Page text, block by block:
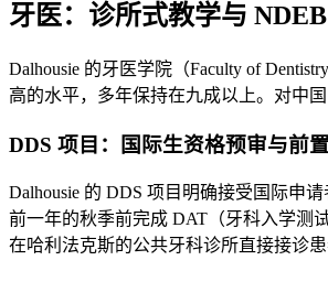
牙医：诊所式教学与
Dalhousie 的牙医学院（Faculty of
高的水平，多年保持在九成以上。对中
DDS 项目：国际生资格预审与前
Dalhousie 的 DDS 项目明确接受国际申
前一年的秋季前完成 DAT（牙科入学测
在哈利法克斯的公共牙科诊所直接接诊